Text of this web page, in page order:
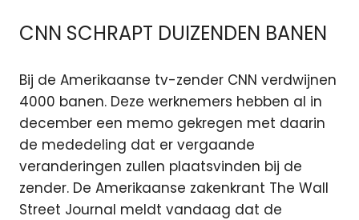
CNN SCHRAPT DUIZENDEN BANEN
Bij de Amerikaanse tv-zender CNN verdwijnen
4000 banen. Deze werknemers hebben al in
december een memo gekregen met daarin
de mededeling dat er vergaande
veranderingen zullen plaatsvinden bij de
zender. De Amerikaanse zakenkrant The Wall
Street Journal meldt vandaag dat de